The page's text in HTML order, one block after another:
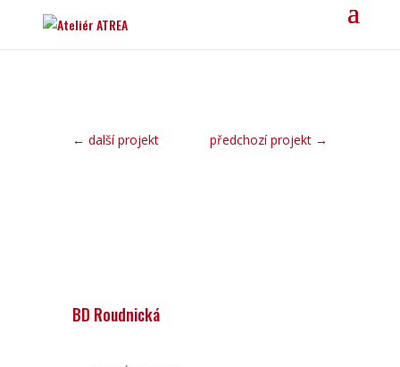
← další projekt předchozí projekt →
BD Roudnická